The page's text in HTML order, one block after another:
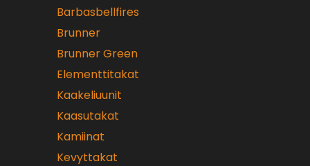
Barbasbellfires
Brunner
Brunner Green
Elementtitakat
Kaakeliuunit
Kaasutakat
Kamiinat
Kevyttakat